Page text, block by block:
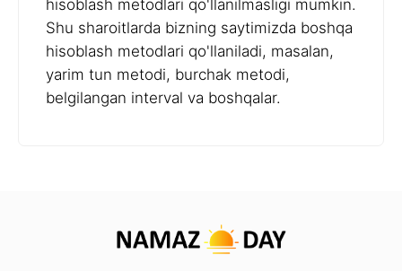
hisoblash metodlari qo'llanilmasligi mumkin.
Shu sharoitlarda bizning saytimizda boshqa
hisoblash metodlari qo'llaniladi, masalan,
yarim tun metodi, burchak metodi,
belgilangan interval va boshqalar.